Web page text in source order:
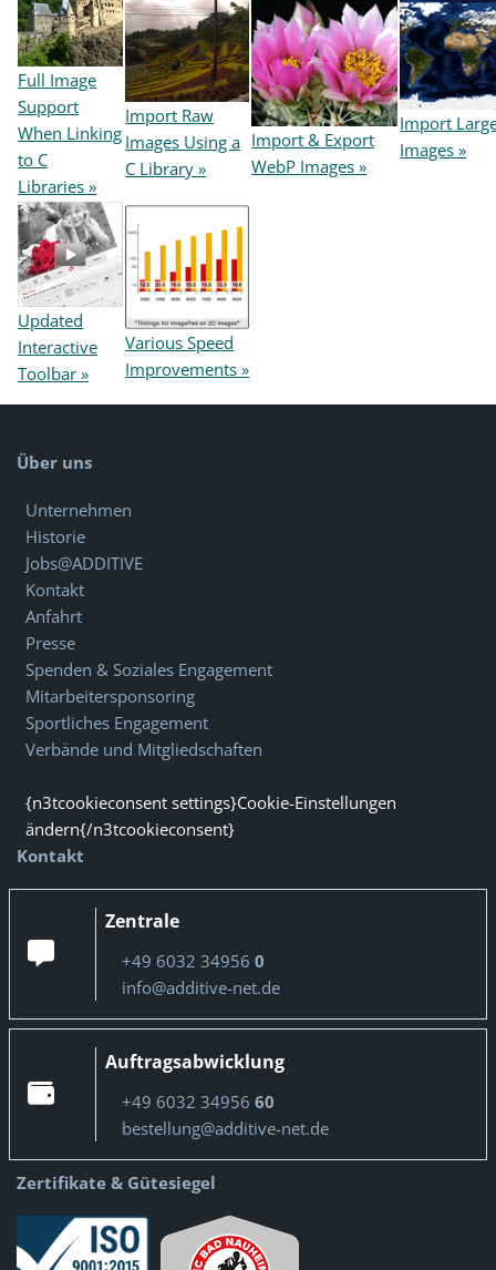
Full Image
Support
When Linking
to C
Libraries »
Import Raw
Images Using a
C Library »
Import & Export
WebP Images »
Import
Images »
Updated
Interactive
Toolbar »
Various Speed
Improvements »
Über uns
Unternehmen
Historie
Jobs@ADDITIVE
Kontakt
Anfahrt
Presse
Spenden & Soziales Engagement
Mitarbeitersponsoring
Sportliches Engagement
Verbände und Mitgliedschaften
{n3tcookieconsent settings}Cookie-Einstellungen
ändern{/n3tcookieconsent}
Kontakt
Zentrale
+49 6032 34956 0
info@additive-net.de
Auftragsabwicklung
+49 6032 34956 60
bestellung@additive-net.de
Zertifikate & Gütesiegel